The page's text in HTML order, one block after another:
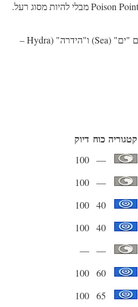
השם שלו הוא שילוב של המילים "ים" (Sea) ו"הידרה" (Hydra –
קטגוריה כוח דיוק
—
100
—
100
40
100
40
100
—
—
60
100
65
100